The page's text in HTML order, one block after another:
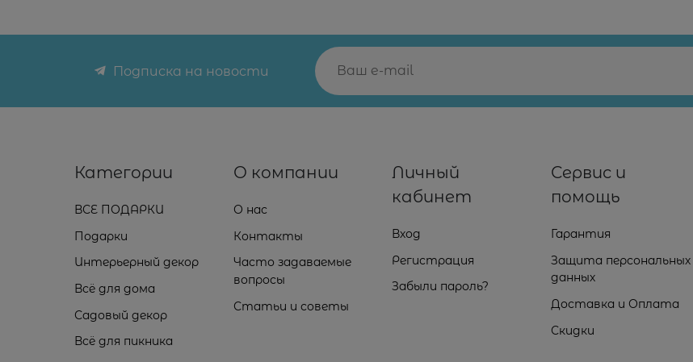
Подписка на новости
Категории
ВСЕ ПОДАРКИ
Подарки
Интерьерный декор
Всё для дома
Садовый декор
Всё для пикника
О компании
О нас
Контакты
Часто задаваемые
вопросы
Статьи и советы
Личный
кабинет
Вход
Регистрация
Забыли пароль?
Сервис и
помощь
Гарантия
Защита персональных
данных
Доставка и Оплата
Скидки